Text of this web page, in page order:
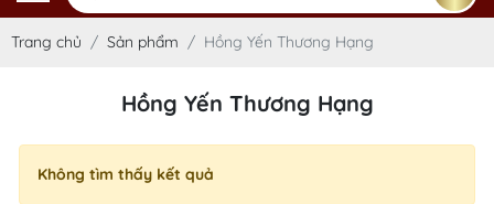
Trang chủ Sản phẩm Hồng Yến Thương Hạng
Hồng Yến Thương Hạng
Không tìm thấy kết quả
Mã giảm giá: